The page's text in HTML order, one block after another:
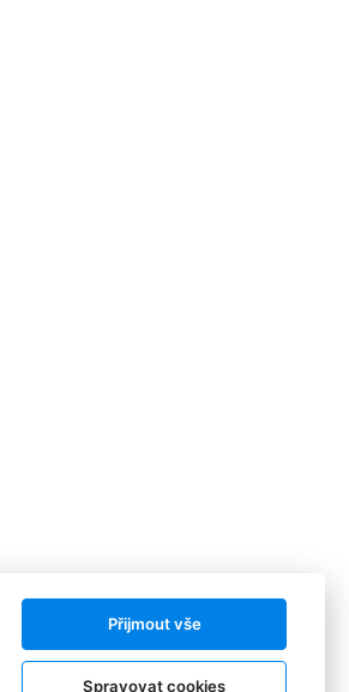
Sledujte nás:
Přijmout vše
Spravovat cookies